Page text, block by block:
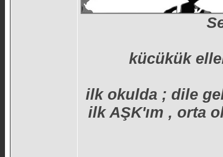
kücükük
ilk okulda ; dile
ilk AŞK'ım , orta